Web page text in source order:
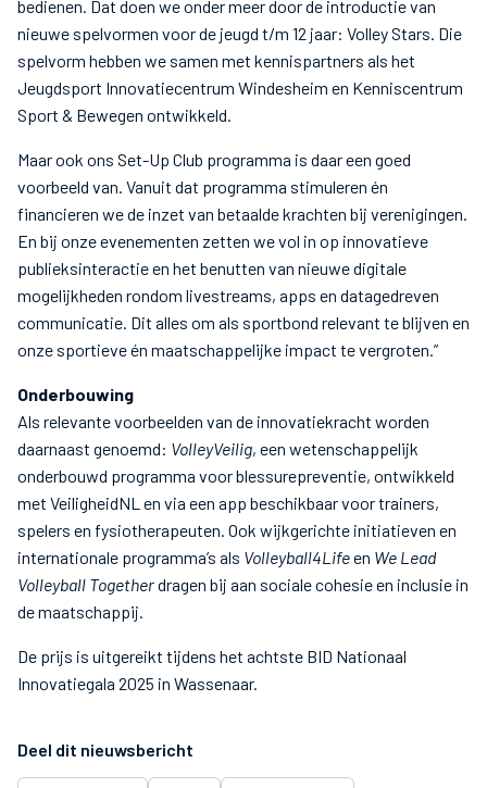
bedienen. Dat doen we onder meer door de introductie van
nieuwe spelvormen voor de jeugd t/m 12 jaar: Volley Stars. Die
spelvorm hebben we samen met kennispartners als het
Jeugdsport Innovatiecentrum Windesheim en Kenniscentrum
Sport & Bewegen ontwikkeld.
Maar ook ons Set-Up Club programma is daar een goed
voorbeeld van. Vanuit dat programma stimuleren én
financieren we de inzet van betaalde krachten bij verenigingen.
En bij onze evenementen zetten we vol in op innovatieve
publieksinteractie en het benutten van nieuwe digitale
mogelijkheden rondom livestreams, apps en datagedreven
communicatie. Dit alles om als sportbond relevant te blijven en
onze sportieve én maatschappelijke impact te vergroten.”
Onderbouwing
Als relevante voorbeelden van de innovatiekracht worden
daarnaast genoemd: VolleyVeilig, een wetenschappelijk
onderbouwd programma voor blessurepreventie, ontwikkeld
met VeiligheidNL en via een app beschikbaar voor trainers,
spelers en fysiotherapeuten. Ook wijkgerichte initiatieven en
internationale programma’s als Volleyball4Lifeen We Lead
Volleyball Togetherdragen bij aan sociale cohesie en inclusie in
de maatschappij.
De prijs is uitgereikt tijdens het achtste BID Nationaal
Innovatiegala 2025 in Wassenaar.
Deel dit nieuwsbericht